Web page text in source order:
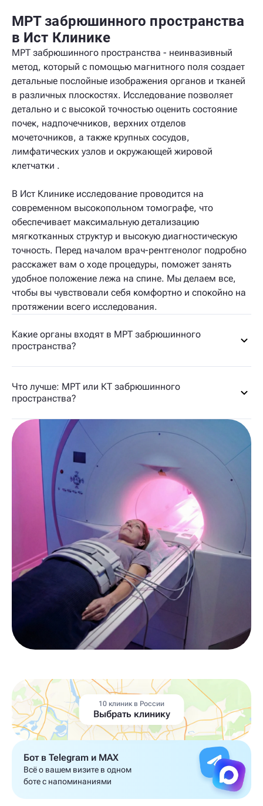
МРТ забрюшинного пространства
в Ист Клинике
МРТ забрюшинного пространства - неинвазивный
метод, который с помощью магнитного поля создает
детальные послойные изображения органов и тканей
в различных плоскостях. Исследование позволяет
детально и с высокой точностью оценить состояние
почек, надпочечников, верхних отделов
мочеточников, а также крупных сосудов,
лимфатических узлов и окружающей жировой
клетчатки .
В Ист Клинике исследование проводится на
современном высокопольном томографе, что
обеспечивает максимальную детализацию
мягкотканных структур и высокую диагностическую
точность. Перед началом врач-рентгенолог подробно
расскажет вам о ходе процедуры, поможет занять
удобное положение лежа на спине. Мы делаем все,
чтобы вы чувствовали себя комфортно и спокойно на
протяжении всего исследования.
Какие органы входят в МРТ забрюшинного
пространства?
Что лучше: МРТ или КТ забрюшинного
пространства?
10 клиник в России
Выбрать клинику
Бот в Telegram и MAX
Всё о вашем визите в одном
боте с напоминаниями